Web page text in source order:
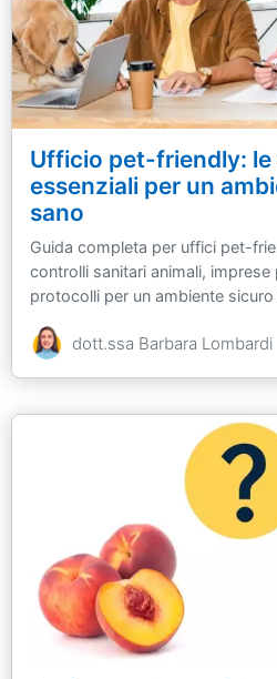
Ufficio pet-friendly: le
essenziali per un
sano
Guida completa per uffici pet-
controlli sanitari animali,
protocolli per un ambiente sicuro
dott.ssa Barbara Lombardi